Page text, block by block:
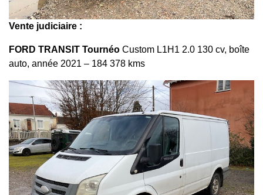
Vente judiciaire :
FORD TRANSIT Tournéo Custom L1H1 2.0 130 cv, boîte
auto, année 2021 – 184 378 kms